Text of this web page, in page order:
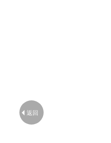
返回